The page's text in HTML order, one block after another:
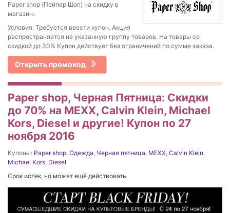
Paper shop (Пейпер Шоп) на скидку в
магазин.
Условия: Требуется ввести купон. Акция
распространяется на указанную группу товаров. На товары со
скидкой до 30% Купон действует без ограничений по сумме заказа.
Открыть промокод
Paper shop, Черная Пятница: Скидки
до 70% на MEXX, Calvin Klein, Michael
Kors, Diesel и другие! Купон по 27
ноября 2016
Купоны: Paper shop, Одежда, Черная пятница, MEXX, Calvin Klein,
Michael Kors, Diesel
Срок истек, но может ещё действовать